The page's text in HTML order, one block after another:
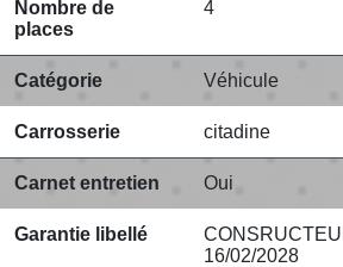
Nombre de
places
4
Catégorie Véhicule
Carrosserie citadine
Carnet entretien Oui
Garantie libellé
16/02/2028